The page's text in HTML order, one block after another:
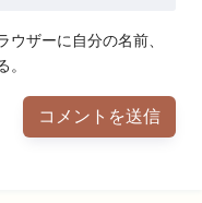
ザーに自分の名前、
。